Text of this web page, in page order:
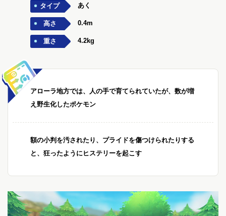
タイプ あく
高さ 0.4m
重さ 4.2kg
アローラ地方では、人の手で育てられていたが、数が増
え野生化したポケモン
額の小判を汚されたり、プライドを傷つけられたりする
と、狂ったようにヒステリーを起こす